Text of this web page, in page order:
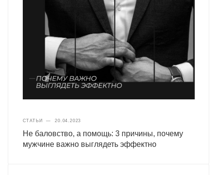
СТАТЬИ — 20.04.2023
Не баловство, а помощь: 3 причины, почему
мужчине важно выглядеть эффектно